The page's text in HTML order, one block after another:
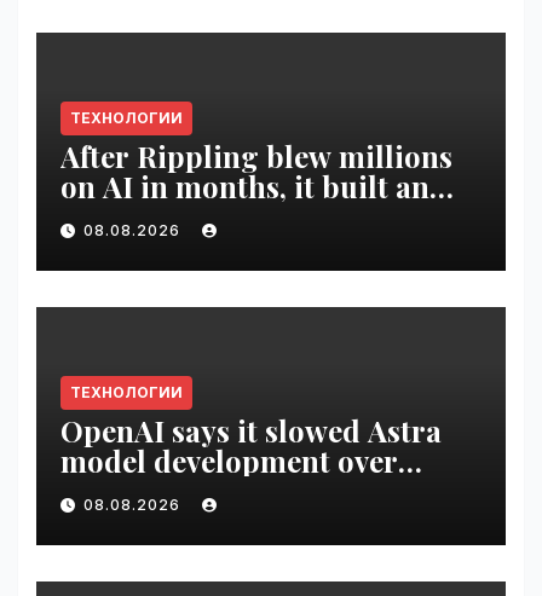
ТЕХНОЛОГИИ
After Rippling blew millions
on AI in months, it built an
employee ROI tool |
VseTime.ru
08.08.2026
ТЕХНОЛОГИИ
OpenAI says it slowed Astra
model development over
security concerns | VseTime.ru
08.08.2026